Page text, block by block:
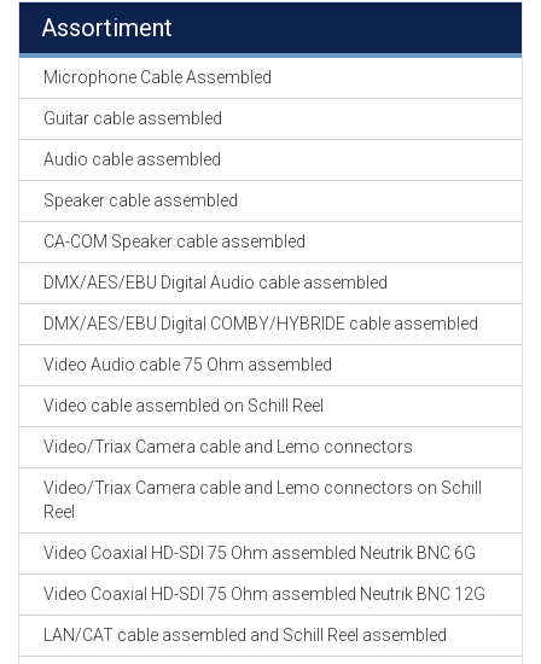
Assortiment
Microphone Cable Assembled
Guitar cable assembled
Audio cable assembled
Speaker cable assembled
CA-COM Speaker cable assembled
DMX/AES/EBU Digital Audio cable assembled
DMX/AES/EBU Digital COMBY/HYBRIDE cable assembled
Video Audio cable 75 Ohm assembled
Video cable assembled on Schill Reel
Video/Triax Camera cable and Lemo connectors
Video/Triax Camera cable and Lemo connectors on Schill
Reel
Video Coaxial HD-SDI 75 Ohm assembled Neutrik BNC 6G
Video Coaxial HD-SDI 75 Ohm assembled Neutrik BNC 12G
LAN/CAT cable assembled and Schill Reel assembled